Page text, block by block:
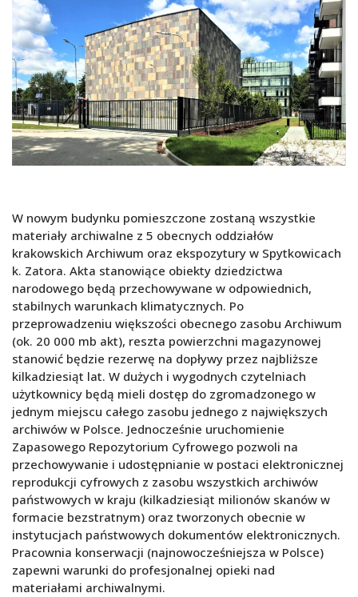
W nowym budynku pomieszczone zostaną wszystkie
materiały archiwalne z 5 obecnych oddziałów
krakowskich Archiwum oraz ekspozytury w Spytkowicach
k. Zatora. Akta stanowiące obiekty dziedzictwa
narodowego będą przechowywane w odpowiednich,
stabilnych warunkach klimatycznych. Po
przeprowadzeniu większości obecnego zasobu Archiwum
(ok. 20 000 mb akt), reszta powierzchni magazynowej
stanowić będzie rezerwę na dopływy przez najbliższe
kilkadziesiąt lat. W dużych i wygodnych czytelniach
użytkownicy będą mieli dostęp do zgromadzonego w
jednym miejscu całego zasobu jednego z największych
archiwów w Polsce. Jednocześnie uruchomienie
Zapasowego Repozytorium Cyfrowego pozwoli na
przechowywanie i udostępnianie w postaci elektronicznej
reprodukcji cyfrowych z zasobu wszystkich archiwów
państwowych w kraju (kilkadziesiąt milionów skanów w
formacie bezstratnym) oraz tworzonych obecnie w
instytucjach państwowych dokumentów elektronicznych.
Pracownia konserwacji (najnowocześniejsza w Polsce)
zapewni warunki do profesjonalnej opieki nad
materiałami archiwalnymi.